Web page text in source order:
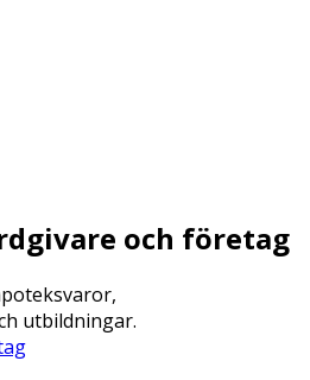
och företag
utbildningar.